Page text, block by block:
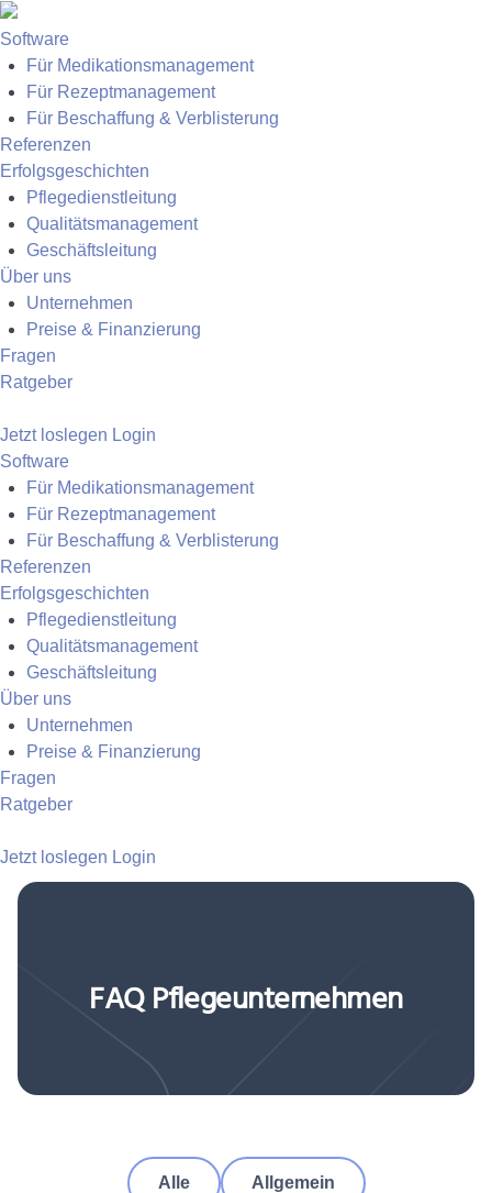
Software
Für Medikationsmanagement
Für Rezeptmanagement
Für Beschaffung & Verblisterung
Referenzen
Erfolgsgeschichten
Pflegedienstleitung
Qualitätsmanagement
Geschäftsleitung
Über uns
Unternehmen
Preise & Finanzierung
Fragen
Ratgeber
Jetzt loslegen Login
Software
Für Medikationsmanagement
Für Rezeptmanagement
Für Beschaffung & Verblisterung
Referenzen
Erfolgsgeschichten
Pflegedienstleitung
Qualitätsmanagement
Geschäftsleitung
Über uns
Unternehmen
Preise & Finanzierung
Fragen
Ratgeber
Jetzt loslegen Login
FAQ Pflegeunternehmen
Alle Allgemein